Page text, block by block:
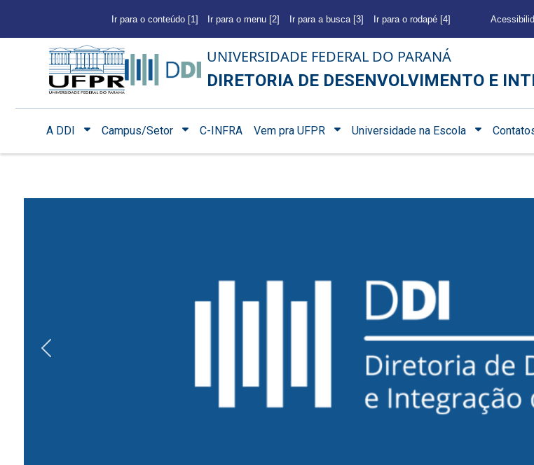
Ir para o conteúdo [1] Ir para o menu [2] Ir para a busca [3] Ir para o rodapé [4]
UNIVERSIDADE FEDERAL DO PARANÁ
DIRETORIA DE DESENVOLVIMENTO E
A DDI Campus/Setor C-INFRA Vem pra UFPR Universidade na Escola
Previous